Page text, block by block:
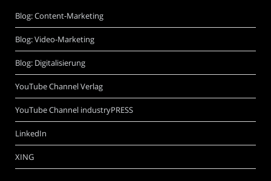
Blog: Content-Marketing
Blog: Video-Marketing
Blog: Digitalisierung
YouTube Channel Verlag
YouTube Channel industryPRESS
LinkedIn
XING